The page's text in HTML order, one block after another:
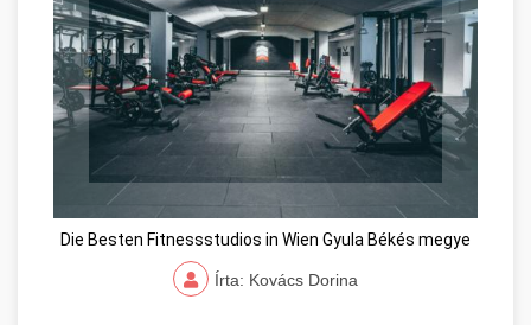
Die Besten Fitnessstudios in Wien Gyula Békés megye
Írta: Kovács Dorina